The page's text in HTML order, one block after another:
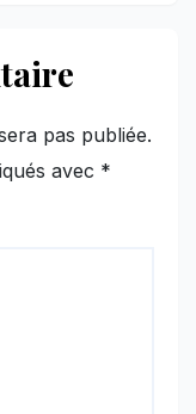
pas publiée.
avec *